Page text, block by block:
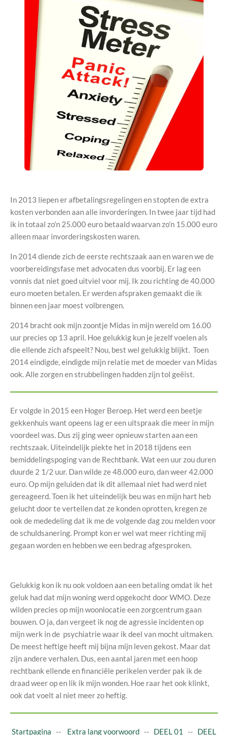
In 2013 liepen er afbetalingsregelingen en stopten de extra
kosten verbonden aan alle invorderingen. In twee jaar tijd had
ik in totaal zo'n 25.000 euro betaald waarvan zo'n 15.000 euro
alleen maar invorderingskosten waren.
In 2014 diende zich de eerste rechtszaak aan en waren we de
voorbereidingsfase met advocaten dus voorbij. Er lag een
vonnis dat niet goed uitviel voor mij. Ik zou richting de 40.000
euro moeten betalen. Er werden afspraken gemaakt die ik
binnen een jaar moest volbrengen.
2014 bracht ook mijn zoontje Midas in mijn wereld om 16.00
uur precies op 13 april. Hoe gelukkig kun je jezelf voelen als
die ellende zich afspeelt? Nou, best wel gelukkig blijkt. Toen
2014 eindigde, eindigde mijn relatie met de moeder van Midas
ook. Alle zorgen en strubbelingen hadden zijn tol geëist.
Er volgde in 2015 een Hoger Beroep. Het werd een beetje
gekkenhuis want opeens lag er een uitspraak die meer in mijn
voordeel was. Dus zij ging weer opnieuw starten aan een
rechtszaak. Uiteindelijk piekte het in 2018 tijdens een
bemiddelingspoging van de Rechtbank. Wat een uur zou duren
duurde 2 1/2 uur. Dan wilde ze 48.000 euro, dan weer 42.000
euro. Op mijn geluiden dat ik dit allemaal niet had werd niet
gereageerd. Toen ik het uiteindelijk beu was en mijn hart heb
gelucht door te vertellen dat ze konden oprotten, kregen ze
ook de mededeling dat ik me de volgende dag zou melden voor
de schuldsanering. Prompt kon er wel wat meer richting mij
gegaan worden en hebben we een bedrag afgesproken.
Gelukkig kon ik nu ook voldoen aan een betaling omdat ik het
geluk had dat mijn woning werd opgekocht door WMO. Deze
wilden precies op mijn woonlocatie een zorgcentrum gaan
bouwen. O ja, dan vergeet ik nog de agressie incidenten op
mijn werk in de psychiatrie waar ik deel van mocht uitmaken.
De meest heftige heeft mij bijna mijn leven gekost. Maar dat
zijn andere verhalen. Dus, een aantal jaren met een hoop
rechtbank ellende en financiële perikelen verder pak ik de
draad weer op en lik ik mijn wonden. Hoe raar het ook klinkt,
ook dat voelt al niet meer zo heftig.
Startpagina -- Extra lang voorwoord -- DEEL 01 -- DEEL